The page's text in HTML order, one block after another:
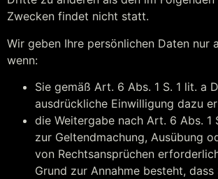
Zwecken findet nicht statt.
Wir geben Ihre persönlichen Daten nur
wenn:
Sie gemäß Art. 6 Abs. 1 S. 1 lit. a
ausdrückliche Einwilligung dazu
die Weitergabe nach Art. 6 Abs. 1
zur Geltendmachung, Ausübung
von Rechtsansprüchen
Grund zur Annahme besteht, dass